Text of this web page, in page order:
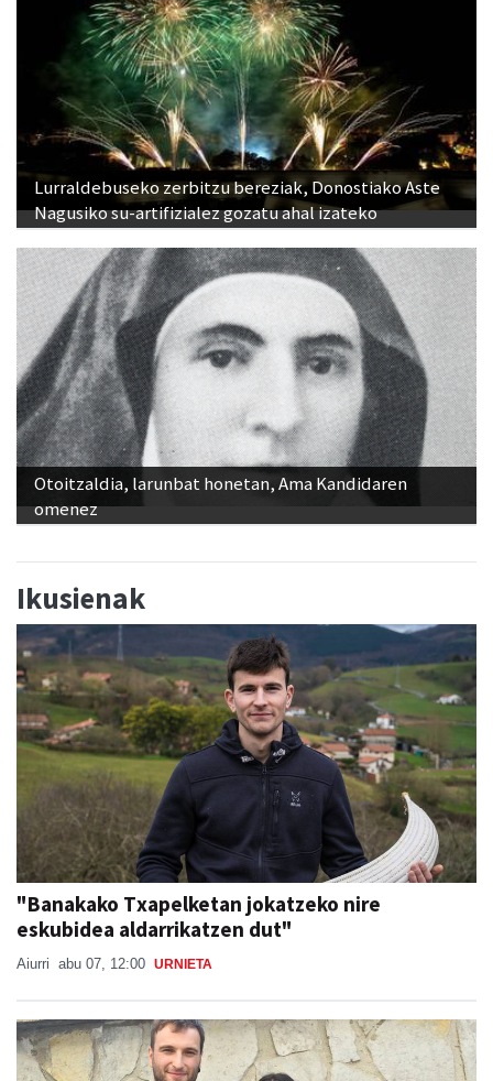
Lurraldebuseko zerbitzu bereziak, Donostiako Aste
Nagusiko su-artifizialez gozatu ahal izateko
Otoitzaldia, larunbat honetan, Ama Kandidaren
omenez
Ikusienak
"Banakako Txapelketan jokatzeko nire
eskubidea aldarrikatzen dut"
Aiurri abu 07, 12:00 URNIETA